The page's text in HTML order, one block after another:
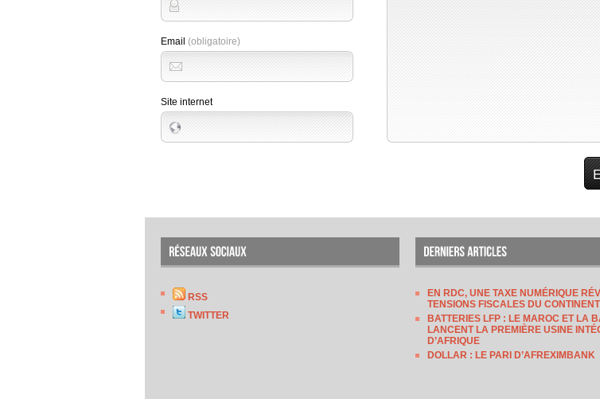
Email (obligatoire)
Site internet
RSS
TWITTER
EN RDC, UNE TAXE NUMÉRIQUE
TENSIONS FISCALES DU CONTINENT
BATTERIES LFP : LE MAROC ET LA
LANCENT LA PREMIÈRE USINE
D’AFRIQUE
DOLLAR : LE PARI D’AFREXIMBANK